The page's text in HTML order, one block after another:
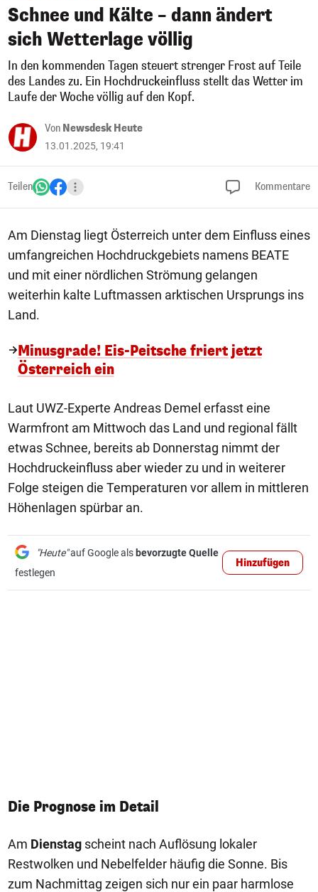
Schnee und Kälte – dann ändert
sich Wetterlage völlig
In den kommenden Tagen steuert strenger Frost auf Teile
des Landes zu. Ein Hochdruckeinfluss stellt das Wetter im
Laufe der Woche völlig auf den Kopf.
Von Newsdesk Heute
13.01.2025, 19:41
Teilen Kommentare
Am Dienstag liegt Österreich unter dem Einfluss eines
umfangreichen Hochdruckgebiets namens BEATE
und mit einer nördlichen Strömung gelangen
weiterhin kalte Luftmassen arktischen Ursprungs ins
Land.
Minusgrade! Eis-Peitsche friert jetzt
Österreich ein
Laut UWZ-Experte Andreas Demel erfasst eine
Warmfront am Mittwoch das Land und regional fällt
etwas Schnee, bereits ab Donnerstag nimmt der
Hochdruckeinfluss aber wieder zu und in weiterer
Folge steigen die Temperaturen vor allem in mittleren
Höhenlagen spürbar an.
"Heute"auf Google als bevorzugte Quelle
festlegen
Hinzufügen
Die Prognose im Detail
Am Dienstag scheint nach Auflösung lokaler
Restwolken und Nebelfelder häufig die Sonne. Bis
zum Nachmittag zeigen sich nur ein paar harmlose